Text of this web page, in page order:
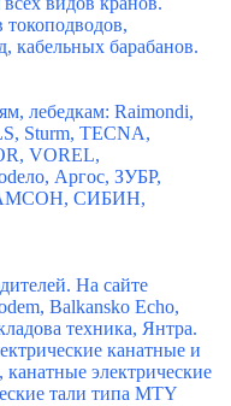
токоподводов,
кабельных барабанов.
лебедкам: Raimondi,
Sturm, TECNA,
VOREL,
Аргос, ЗУБР,
СИБИН,
На сайте
Balkansko Echo,
техника, Янтра.
канатные и
электрические
тали типа MTY